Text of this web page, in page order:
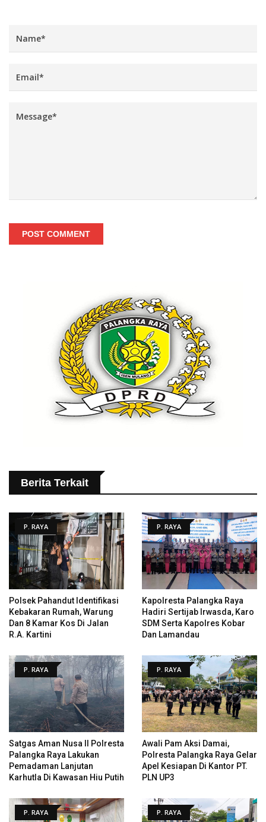
POST COMMENT
Berita Terkait
P. RAYA
Polsek Pahandut Identifikasi
Kebakaran Rumah, Warung
Dan 8 Kamar Kos Di Jalan
R.A. Kartini
P. RAYA
Kapolresta Palangka Raya
Hadiri Sertijab Irwasda, Karo
SDM Serta Kapolres Kobar
Dan Lamandau
P. RAYA
Satgas Aman Nusa II Polresta
Palangka Raya Lakukan
Pemadaman Lanjutan
Karhutla Di Kawasan Hiu Putih
P. RAYA
Awali Pam Aksi Damai,
Polresta Palangka Raya Gelar
Apel Kesiapan Di Kantor PT.
PLN UP3
P. RAYA P. RAYA